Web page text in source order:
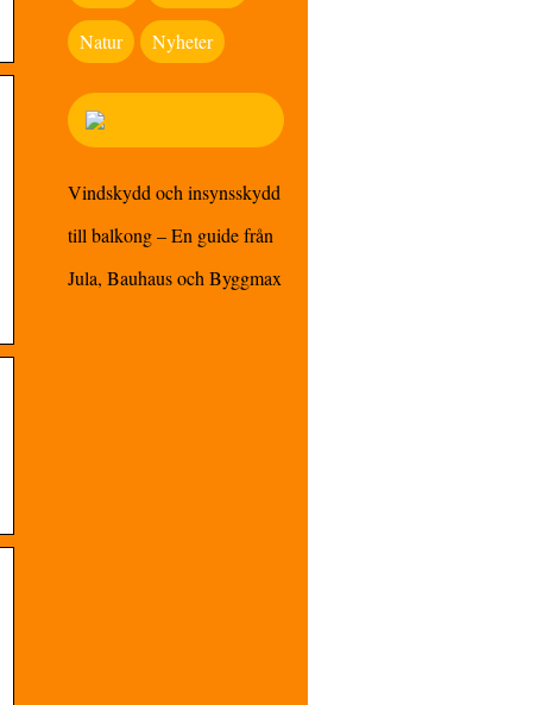
Natur Nyheter
Vindskydd och insynsskydd
till balkong – En guide från
Jula, Bauhaus och Byggmax